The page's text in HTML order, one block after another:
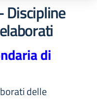
Discipline
di
delle